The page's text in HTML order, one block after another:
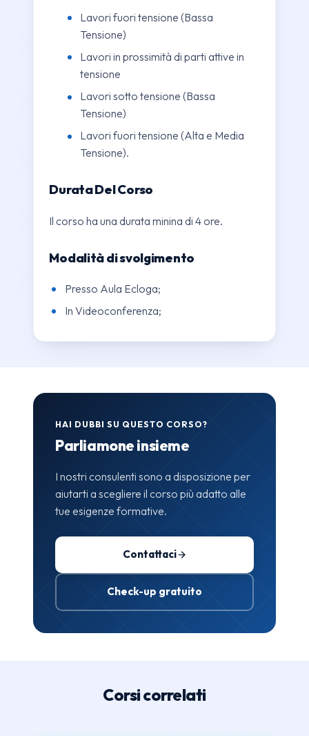
Lavori fuori tensione (Bassa
Tensione)
Lavori in prossimità di parti attive in
tensione
Lavori sotto tensione (Bassa
Tensione)
Lavori fuori tensione (Alta e Media
Tensione).
Durata Del Corso
Il corso ha una durata minina di 4 ore.
Modalità di svolgimento
Presso Aula Ecloga;
In Videoconferenza;
HAI DUBBI SU QUESTO CORSO?
Parliamone insieme
I nostri consulenti sono a disposizione per
aiutarti a scegliere il corso più adatto alle
tue esigenze formative.
Contattaci
Check-up gratuito
Corsi correlati